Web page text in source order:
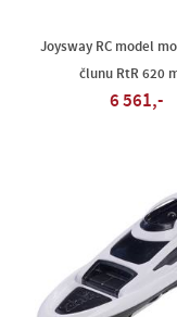
Joysway RC model
člunu RtR 620
6 561,-